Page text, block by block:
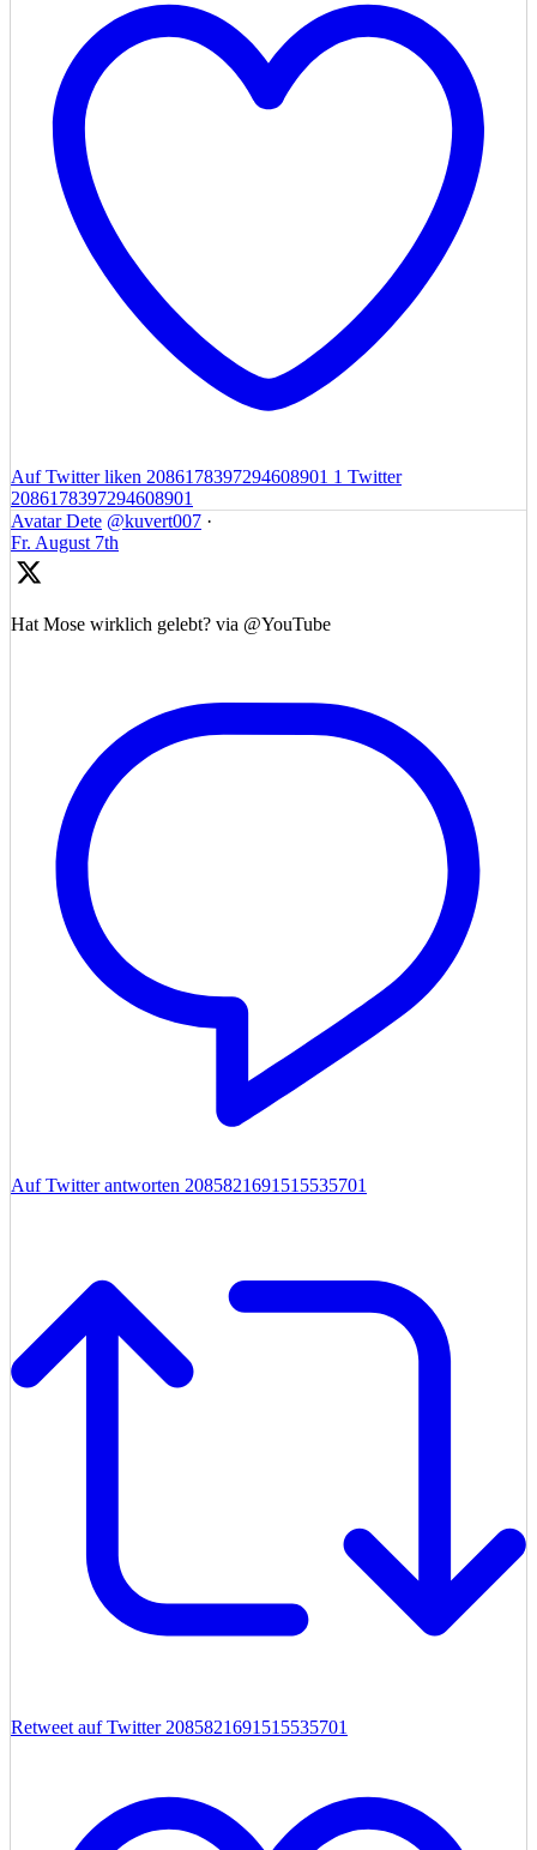
Auf Twitter liken 2086178397294608901 1 Twitter
2086178397294608901
Avatar Dete @kuvert007 ·
Fr. August 7th
Hat Mose wirklich gelebt? via @YouTube
Auf Twitter antworten 2085821691515535701
Retweet auf Twitter 2085821691515535701